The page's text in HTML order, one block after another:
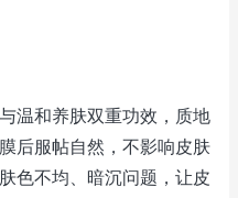
温和养肤双重功效，质地
后服帖自然，不影响皮肤
色不均、暗沉问题，让皮